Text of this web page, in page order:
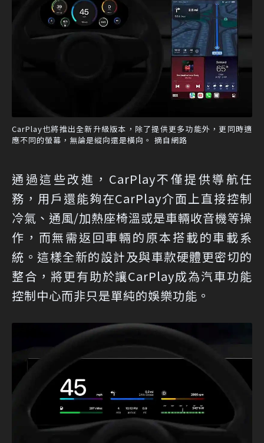
CarPlay也將推出全新升級版本，除了提供更多功能外，更同時適
應不同的螢幕，無論是縱向還是橫向。 摘自網路
通過這些改進，CarPlay不僅提供導航任
務，用戶還能夠在CarPlay介面上直接控制
冷氣、通風/加熱座椅溫或是車輛收音機等操
作，而無需返回車輛的原本搭載的車載系
統。這樣全新的設計及與車款硬體更密切的
整合，將更有助於讓CarPlay成為汽車功能
控制中心而非只是單純的娛樂功能。